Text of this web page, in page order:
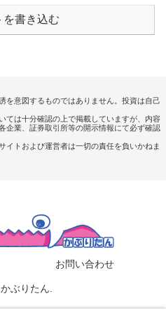
を書き込む
を意図するものではありません。投資は自己
ては十分確認の上で掲載していますが、内容
企業、証券取引所等の開示情報にて必ず確認
イトおよび運営者は一切の責任を負いかねま
お問い合わせ
ぶりたん.